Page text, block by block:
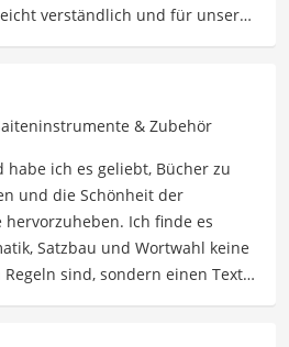
verständlich und für unsere
mit verschiedenen Hobbys
Interesse spiegelt sich in
die sich mit Freizeitideen,
und Anregungen für die
ist aus unserer Sicht
fürMusikerundGitarristen.
& Zubehör
habe ich es geliebt, Bücher zu
und die Schönheit der
Ich finde es
Satzbau und Wortwahl keine
sind, sondern einen Text